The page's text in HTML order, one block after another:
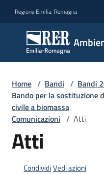
Regione Emilia-Romagna
Ambiente
Novità
Home / Bandi / Bandi
Bando per la sostituzione
civile a biomassa
Comunicazioni / Atti
Atti
CondividiVedi azioni